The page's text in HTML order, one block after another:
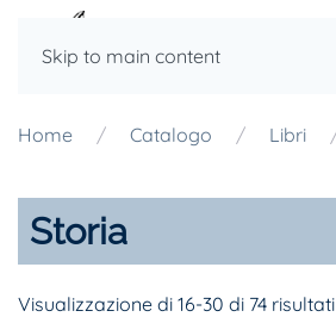
Skip to main content
Home Catalogo Libri
Storia
Visualizzazione di 16-30 di 74 risultati